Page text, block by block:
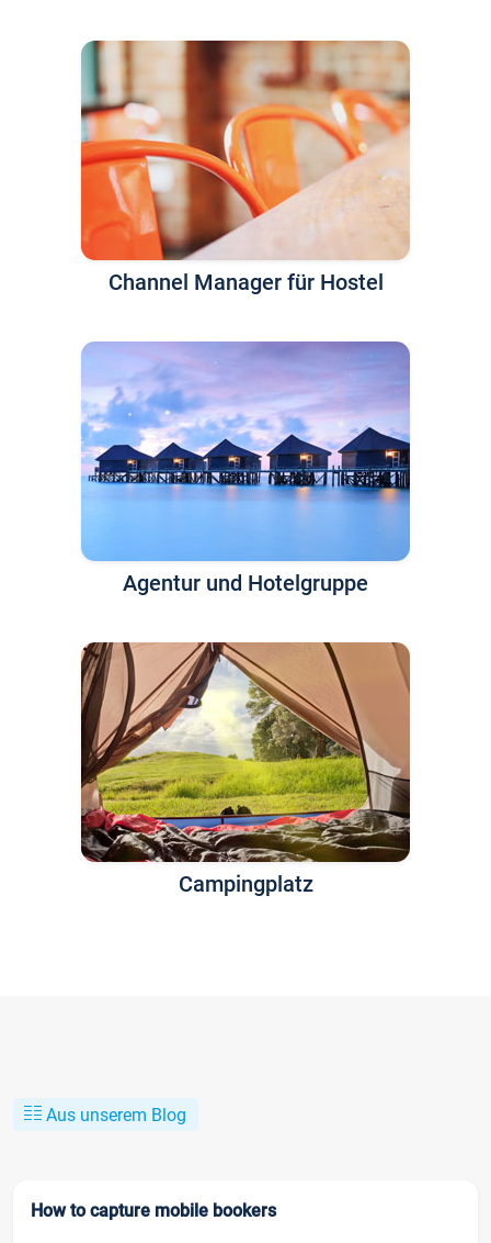
Channel Manager für Hostel
Agentur und Hotelgruppe
Campingplatz
Aus unserem Blog
How to capture mobile bookers